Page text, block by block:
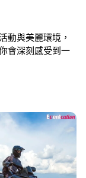
動與美麗環境，
會深刻感受到一